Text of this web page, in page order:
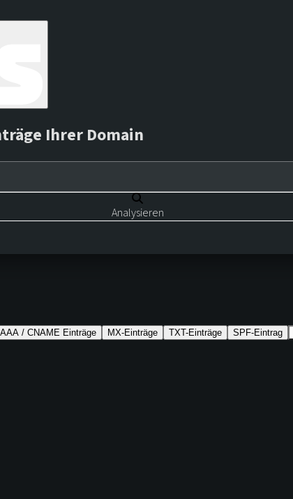
Ihrer Domain
Analysieren
/ CNAME Einträge MX-Einträge TXT-Einträge SPF-Eintrag